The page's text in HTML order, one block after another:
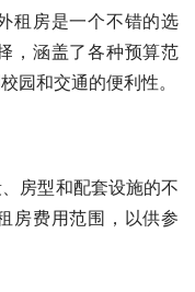
租房是一个不错的选
，涵盖了各种预算范
园和交通的便利性。
房型和配套设施的不
房费用范围，以供参